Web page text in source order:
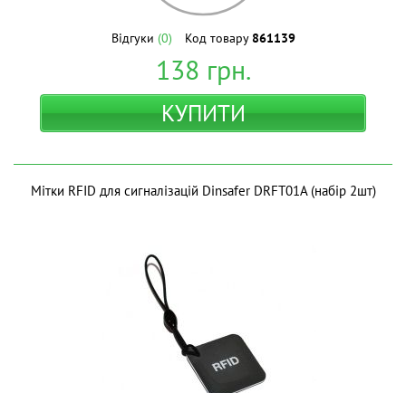
Відгуки (0) Код товару861139
138 грн.
КУПИТИ
Мітки RFID для сигналізацій Dinsafer DRFT01A (набір 2шт)